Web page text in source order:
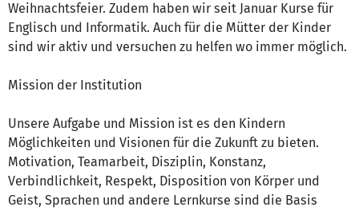
Weihnachtsfeier. Zudem haben wir seit Januar Kurse für
Englisch und Informatik. Auch für die Mütter der Kinder
sind wir aktiv und versuchen zu helfen wo immer möglich.
Mission der Institution
Unsere Aufgabe und Mission ist es den Kindern
Möglichkeiten und Visionen für die Zukunft zu bieten.
Motivation, Teamarbeit, Disziplin, Konstanz,
Verbindlichkeit, Respekt, Disposition von Körper und
Geist, Sprachen und andere Lernkurse sind die Basis